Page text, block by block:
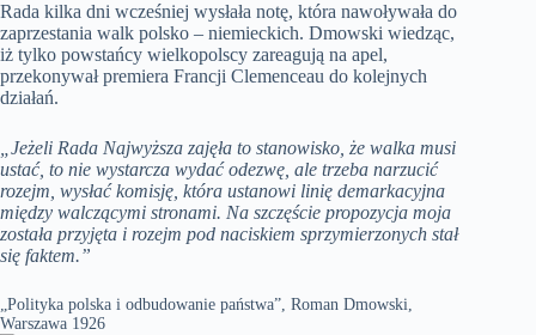
Rada kilka dni wcześniej wysłała notę, która nawoływała do
zaprzestania walk polsko – niemieckich. Dmowski wiedząc,
iż tylko powstańcy wielkopolscy zareagują na apel,
przekonywał premiera Francji Clemenceau do kolejnych
działań.
„Jeżeli Rada Najwyższa zajęła to stanowisko, że walka musi
ustać, to nie wystarcza wydać odezwę, ale trzeba narzucić
rozejm, wysłać komisję, która ustanowi linię demarkacyjna
między walczącymi stronami. Na szczęście propozycja moja
została przyjęta i rozejm pod naciskiem sprzymierzonych stał
się faktem.”
„Polityka polska i odbudowanie państwa”, Roman Dmowski,
Warszawa 1926